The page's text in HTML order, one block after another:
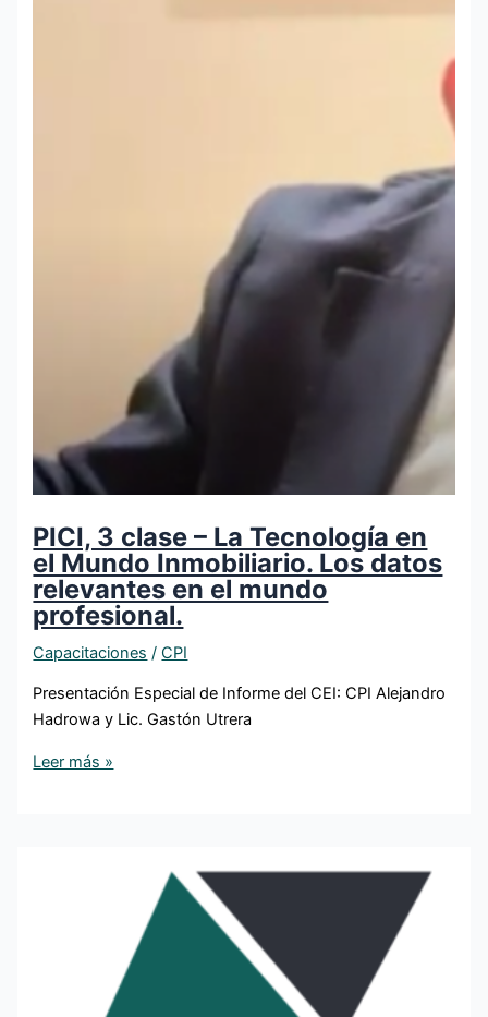
PICI, 3 clase – La Tecnología en
el Mundo Inmobiliario. Los datos
relevantes en el mundo
profesional.
Capacitaciones /CPI
Presentación Especial de Informe del CEI: CPI Alejandro
Hadrowa y Lic. Gastón Utrera
Leer más »